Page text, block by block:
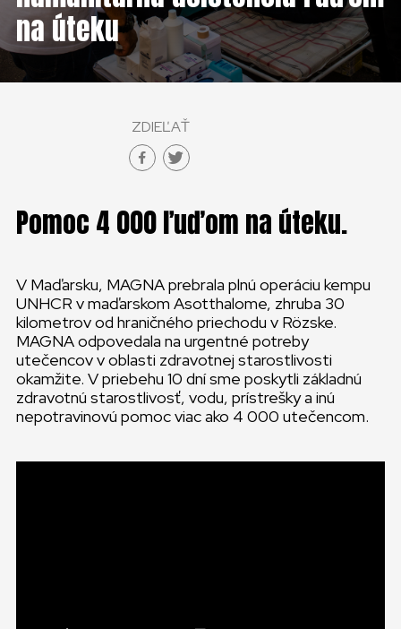
KONTAKT
SLOVENSKO
SLOVENSKO
na úteku
ZDIEĽAŤ
Pomoc 4 000 ľuďom na úteku.
V Maďarsku, MAGNA prebrala plnú operáciu kempu
UNHCR v maďarskom Asotthalome, zhruba 30
kilometrov od hraničného priechodu v Rözske.
MAGNA odpovedala na urgentné potreby
utečencov v oblasti zdravotnej starostlivosti
okamžite. V priebehu 10 dní sme poskytli základnú
zdravotnú starostlivosť, vodu, prístrešky a inú
nepotravinovú pomoc viac ako 4 000 utečencom.